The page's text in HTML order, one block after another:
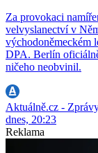
Za provokaci
velvyslanectví v
východoněmeckém
DPA. Berlín
ničeho neobvinil.
Aktuálně.cz -
dnes, 20:23
Reklama